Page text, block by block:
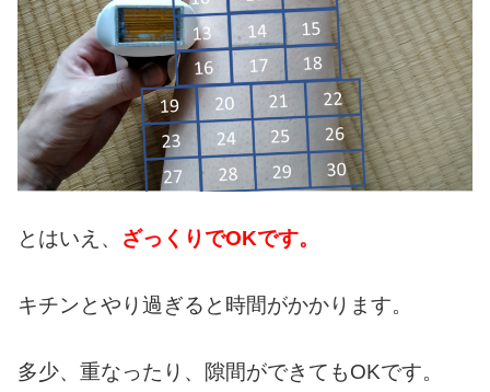
とはいえ、 ざっくりでOKです。
キチンとやり過ぎると時間がかかります。
多少、重なったり、隙間ができてもOKです。